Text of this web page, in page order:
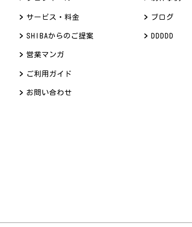
サービス・料金
SHIBAからのご提案
営業マンガ
ご利用ガイド
お問い合わせ
ブログ
DDDDD